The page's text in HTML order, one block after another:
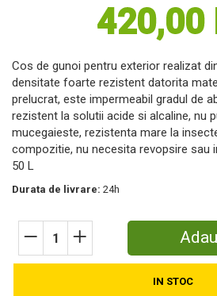
Utilaje Agricole
Motosape
Motocositori
Motocoase
Motopompe
Batoze
Granulatoare furaje
Mori cereale
Semanatori manuale
420,00
Cos de gunoi pentru exterior realizat
densitate foarte rezistent datorita
prelucrat, este impermeabil gradul de
rezistent la solutii acide si alcaline, nu
mucegaieste, rezistenta mare la
compozitie, nu necesita revopsire sau
50 L
Durata de livrare: 24h
IN STOC